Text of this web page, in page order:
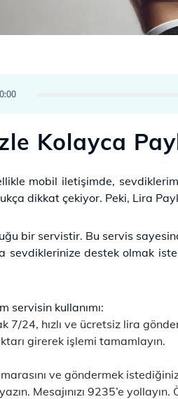
Kolayca
mobil iletişimde,
dikkat çekiyor. Peki, Lira
bir servistir. Bu servis
destek olmak
servisin kullanımı:
7/24, hızlı ve ücretsiz lira
girerek işlemi tamamlayın.
ve göndermek
Mesajınızı 9235’e yollayın.